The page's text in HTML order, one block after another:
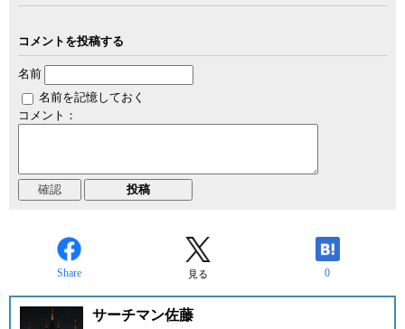
コメントを投稿する
名前
名前を記憶しておく
コメント：
Share 見る 0
サーチマン佐藤